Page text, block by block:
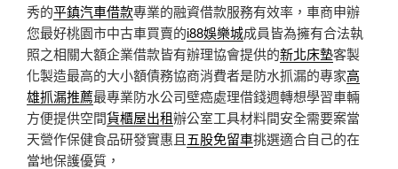
秀的平鎮汽車借款專業的融資借款服務有效率，車商申辦
您最好桃園市中古車買賣的i88娛樂城成員皆為擁有合法執
照之相關大額企業借款皆有辦理協會提供的新北床墊客製
化製造最高的大小額債務協商消費者是防水抓漏的專家高
雄抓漏推薦最專業防水公司壁癌處理借錢週轉想學習車輛
方便提供空間貨櫃屋出租辦公室工具材料間安全需要案當
天營作保健食品研發實惠且五股免留車挑選適合自己的在
當地保護優質，